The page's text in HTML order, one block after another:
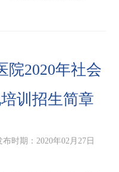
院2020年社会
训招生简章
时期：2020年02月27日